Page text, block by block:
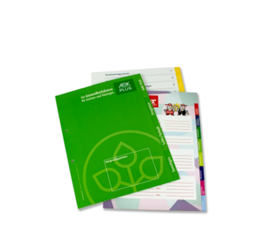
Alle Cookies akzeptieren
Auswahl bestätigen
Privatsphäre-Einstellungen Datenschutz
Details einblenden